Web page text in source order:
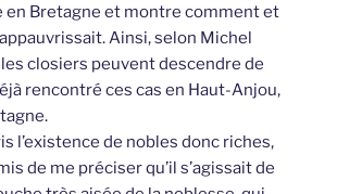
en Bretagne et montre comment et
Ainsi, selon Michel
closiers peuvent descendre de
rencontré ces cas en Haut-Anjou,
l’existence de nobles donc riches,
de me préciser qu’il s’agissait de